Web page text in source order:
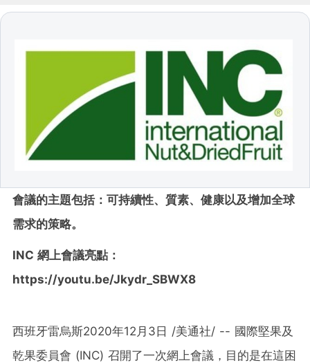
會議的主題包括：可持續性、質素、健康以及增加全球
需求的策略。
INC 網上會議亮點：
https://youtu.be/Jkydr_SBWX8
西班牙雷烏斯2020年12月3日 /美通社/ -- 國際堅果及
乾果委員會 (INC) 召開了一次網上會議，目的是在這困